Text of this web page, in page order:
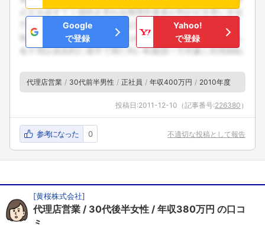
Google
で登録
Yahoo!
で登録
代理店営業 30代前半男性 正社員 年収400万円 2010年度
投稿日:2011-12-10 （記事番号:226380 ）
参考になった 0 不適切な投稿として報告
[黄桜株式会社]
代理店営業 30代後半女性 年収380万円 の口コ